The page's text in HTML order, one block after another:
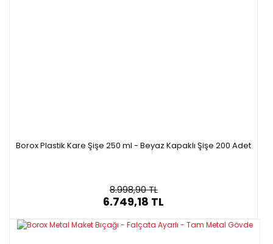
Borox Plastik Kare Şişe 250 ml - Beyaz Kapaklı Şişe 200 Adet
8.998,90 TL
6.749,18 TL